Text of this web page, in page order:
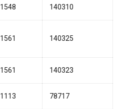
1548 140310
1561 140325
1561 140323
1113 78717